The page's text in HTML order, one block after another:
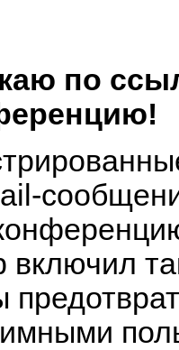
по
включил